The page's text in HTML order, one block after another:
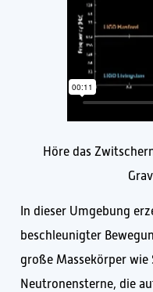
Höre das
In dieser Umgebung
beschleunigter
große Massekörper wie
Neutronensterne, die